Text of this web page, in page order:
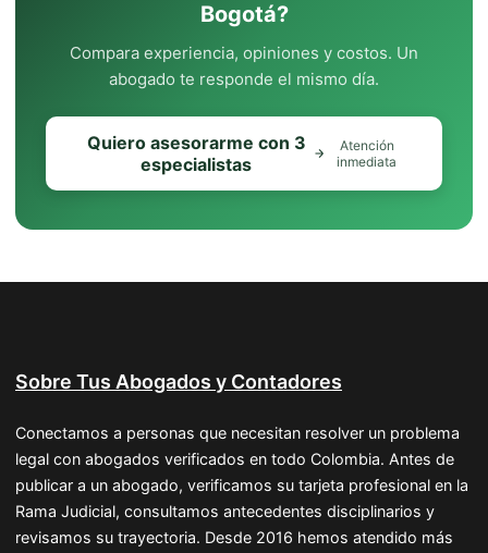
Bogotá?
Compara experiencia, opiniones y costos. Un
abogado te responde el mismo día.
Quiero asesorarme con 3
especialistas
Atención
inmediata
Sobre Tus Abogados y Contadores
Conectamos a personas que necesitan resolver un problema
legal con abogados verificados en todo Colombia. Antes de
publicar a un abogado, verificamos su tarjeta profesional en la
Rama Judicial, consultamos antecedentes disciplinarios y
revisamos su trayectoria. Desde 2016 hemos atendido más